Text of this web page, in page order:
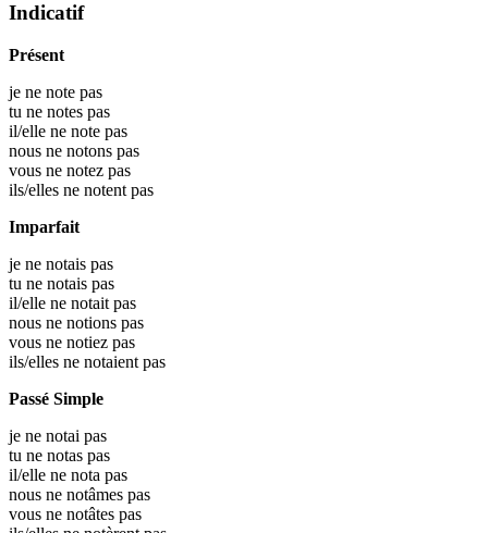
Indicatif
Présent
je ne note pas
tu ne notes pas
il/elle ne note pas
nous ne notons pas
vous ne notez pas
ils/elles ne notent pas
Imparfait
je ne notais pas
tu ne notais pas
il/elle ne notait pas
nous ne notions pas
vous ne notiez pas
ils/elles ne notaient pas
Passé Simple
je ne notai pas
tu ne notas pas
il/elle ne nota pas
nous ne notâmes pas
vous ne notâtes pas